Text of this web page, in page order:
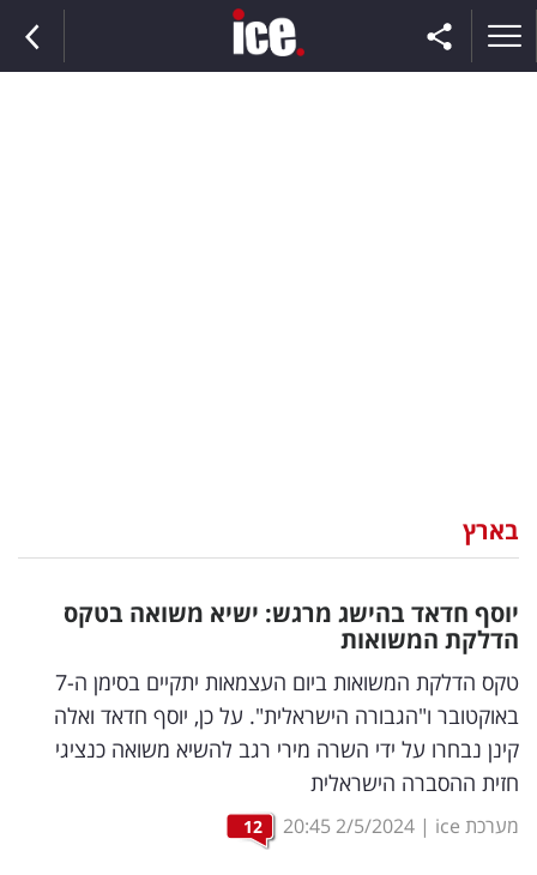
וצרכנות
דיגיטל
וטק
שיווק
ופרסום
משפט
בארץ
יוסף חדאד בהישג מרגש: ישיא משואה בטקס
הדלקת המשואות
טקס הדלקת המשואות ביום העצמאות יתקיים בסימן ה-7
באוקטובר ו"הגבורה הישראלית". על כן, יוסף חדאד ואלה
קינן נבחרו על ידי השרה מירי רגב להשיא משואה כנציגי
חזית ההסברה הישראלית
מערכת ice |
2/5/2024
20:45
12